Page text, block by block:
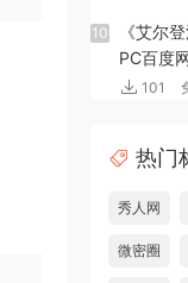
10
《艾尔
PC百度
101
热门
秀人网
微密圈